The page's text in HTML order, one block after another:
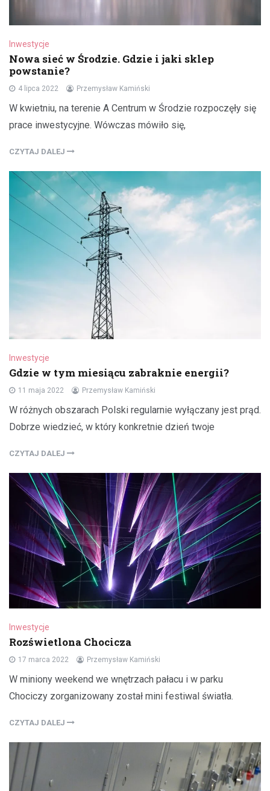
Inwestycje
Nowa sieć w Środzie. Gdzie i jaki sklep
powstanie?
4 lipca 2022 Przemysław Kamiński
W kwietniu, na terenie A Centrum w Środzie rozpoczęły się
prace inwestycyjne. Wówczas mówiło się,
CZYTAJ DALEJ
Inwestycje
Gdzie w tym miesiącu zabraknie energii?
11 maja 2022 Przemysław Kamiński
W różnych obszarach Polski regularnie wyłączany jest prąd.
Dobrze wiedzieć, w który konkretnie dzień twoje
CZYTAJ DALEJ
Inwestycje
Rozświetlona Chocicza
17 marca 2022 Przemysław Kamiński
W miniony weekend we wnętrzach pałacu i w parku
Chociczy zorganizowany został mini festiwal światła.
CZYTAJ DALEJ